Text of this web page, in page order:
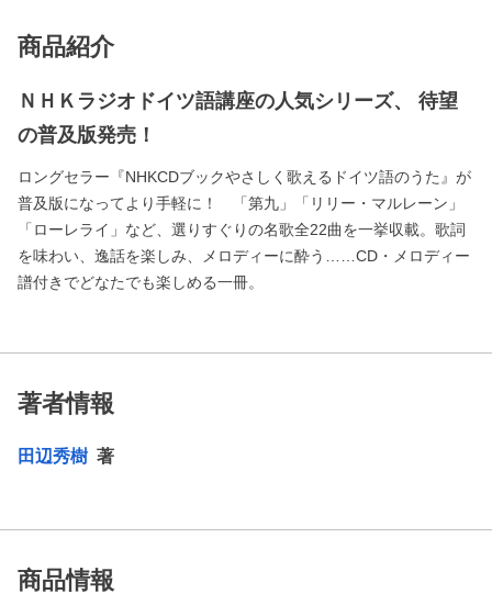
商品紹介
ＮＨＫラジオドイツ語講座の人気シリーズ、 待望
の普及版発売！
ロングセラー『NHKCDブックやさしく歌えるドイツ語のうた』が
普及版になってより手軽に！ 「第九」「リリー・マルレーン」
「ローレライ」など、選りすぐりの名歌全22曲を一挙収載。歌詞
を味わい、逸話を楽しみ、メロディーに酔う……CD・メロディー
譜付きでどなたでも楽しめる一冊。
著者情報
田辺秀樹 著
商品情報